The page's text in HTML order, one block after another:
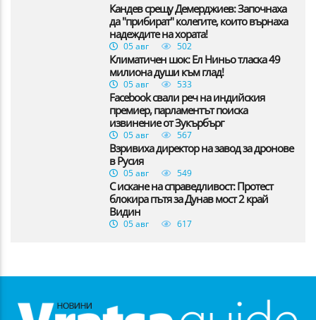
Кандев срещу Демерджиев: Започнаха
да "прибират" колегите, които върнаха
надеждите на хората!
05 авг 502
Климатичен шок: Ел Ниньо тласка 49
милиона души към глад!
05 авг 533
Facebook свали реч на индийския
премиер, парламентът поиска
извинение от Зукърбърг
05 авг 567
Взривиха директор на завод за дронове
в Русия
05 авг 549
С искане на справедливост: Протест
блокира пътя за Дунав мост 2 край
Видин
05 авг 617